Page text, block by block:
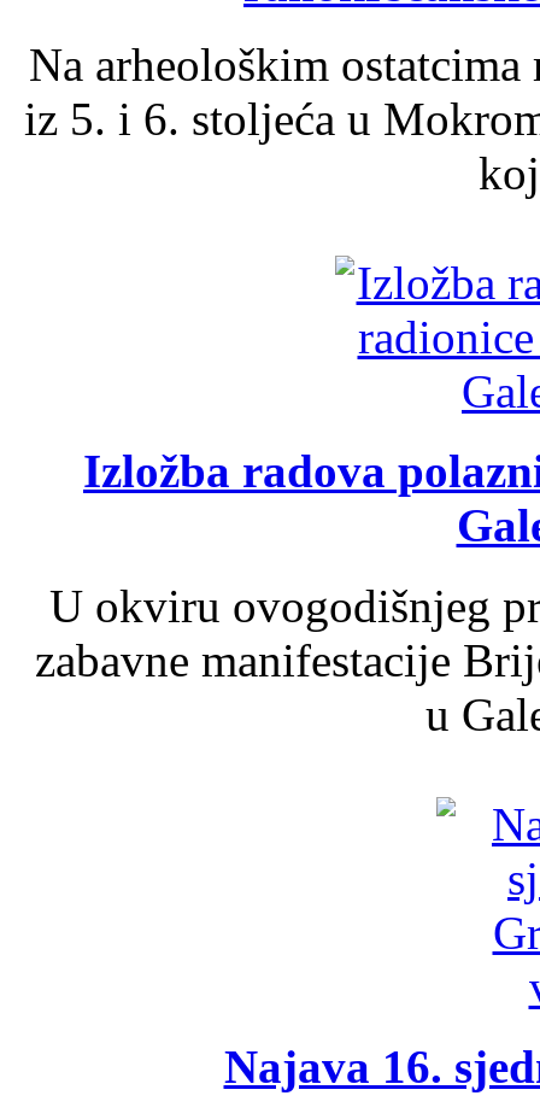
Na arheološkim
iz 5. i 6. stoljeća u
Izložba radova
U okviru ovogodišnjeg
zabavne manifestacije
u
Najava 16.